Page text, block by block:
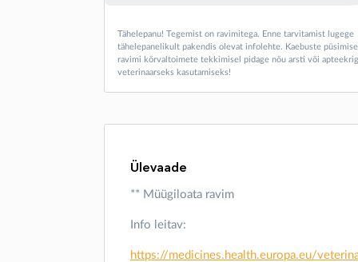
Tähelepanu! Tegemist on ravimitega. Enne tarvitamist lugege
tähelepanelikult pakendis olevat infolehte. Kaebuste
ravimi kõrvaltoimete tekkimisel pidage nõu arsti või
veterinaarseks kasutamiseks!
Ülevaade
** Müügiloata ravim
Info leitav:
https://medicines.health.europa.eu/